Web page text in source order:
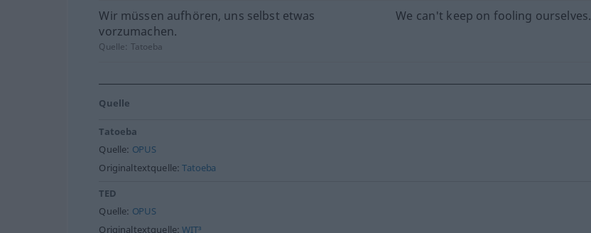
Wir müssen aufhören, uns selbst etwas
vorzumachen.
We can't keep on fooling ourselves.
Quelle: Tatoeba
Quelle
Tatoeba
Quelle: OPUS
Originaltextquelle:Tatoeba
TED
Quelle: OPUS
Originaltextquelle:WIT³